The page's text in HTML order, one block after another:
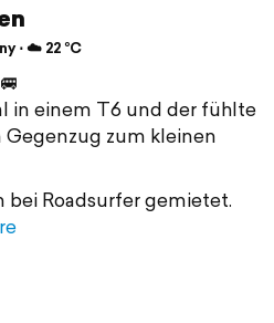
⋅ ☁️ 22 °C
in einem T6 und der fühlte
Gegenzug zum kleinen
bei Roadsurfer gemietet.